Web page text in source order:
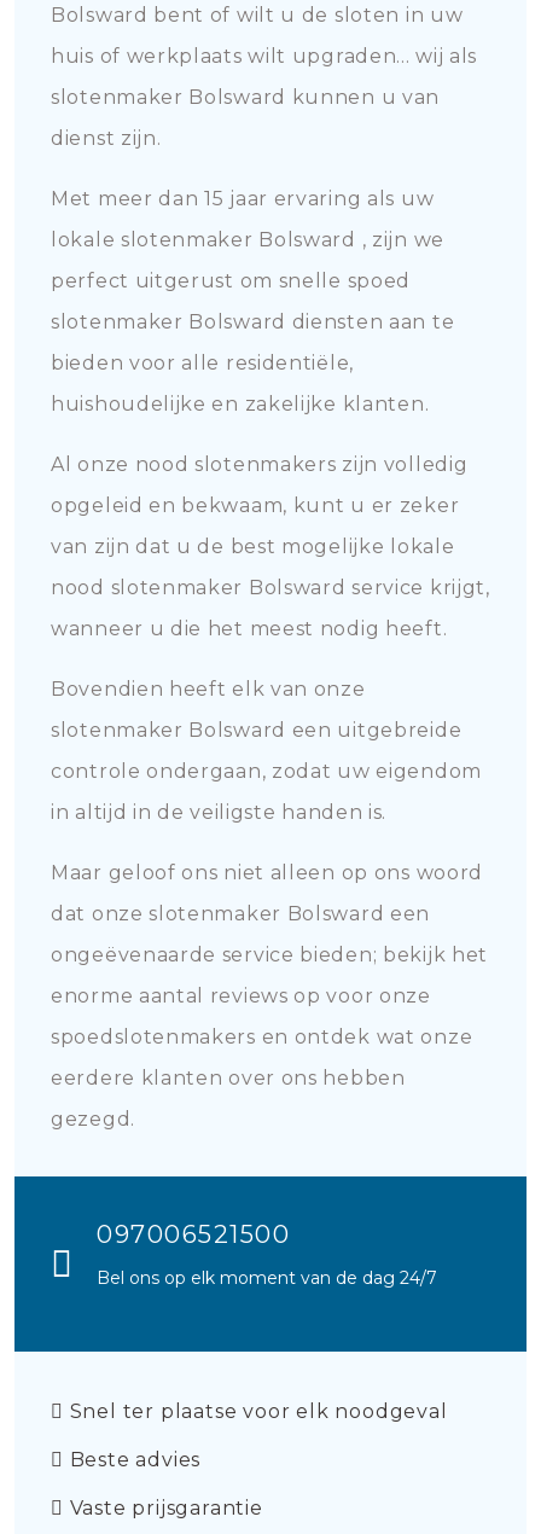
Bolsward bent of wilt u de sloten in uw
huis of werkplaats wilt upgraden... wij als
slotenmaker Bolsward kunnen u van
dienst zijn.
Met meer dan 15 jaar ervaring als uw
lokale slotenmaker Bolsward , zijn we
perfect uitgerust om snelle spoed
slotenmaker Bolsward diensten aan te
bieden voor alle residentiële,
huishoudelijke en zakelijke klanten.
Al onze nood slotenmakers zijn volledig
opgeleid en bekwaam, kunt u er zeker
van zijn dat u de best mogelijke lokale
nood slotenmaker Bolsward service krijgt,
wanneer u die het meest nodig heeft.
Bovendien heeft elk van onze
slotenmaker Bolsward een uitgebreide
controle ondergaan, zodat uw eigendom
in altijd in de veiligste handen is.
Maar geloof ons niet alleen op ons woord
dat onze slotenmaker Bolsward een
ongeëvenaarde service bieden; bekijk het
enorme aantal reviews op voor onze
spoedslotenmakers en ontdek wat onze
eerdere klanten over ons hebben
gezegd.
097006521500
Bel ons op elk moment van de dag 24/7
Snel ter plaatse voor elk noodgeval
Beste advies
Vaste prijsgarantie